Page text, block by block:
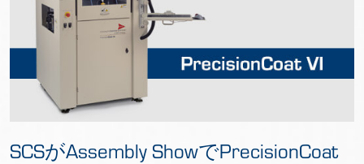
SCSがAssembly ShowでPrecisionCoat